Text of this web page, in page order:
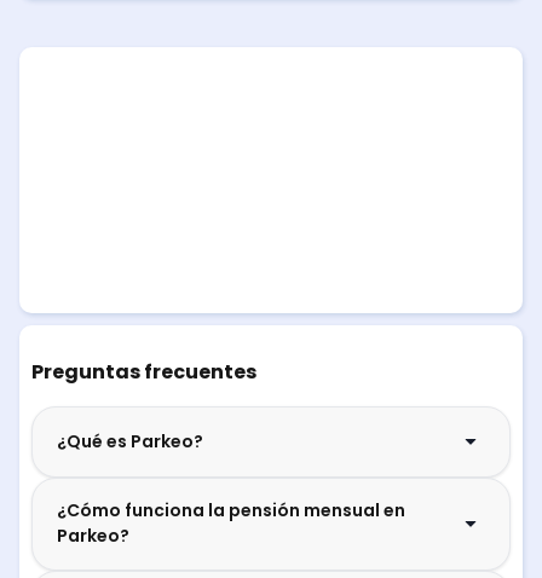
Preguntas frecuentes
¿Qué es Parkeo?
¿Cómo funciona la pensión mensual en
Parkeo?